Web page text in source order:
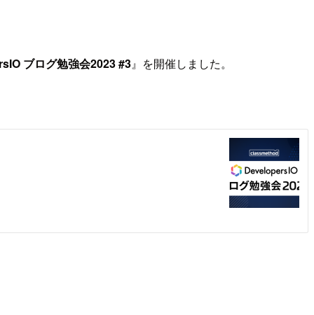
ブログ勉強会2023 #3』を開催しました。